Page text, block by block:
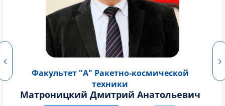
Факультет "А" Ракетно-космической
техники
Соколовский Михаил Иванович